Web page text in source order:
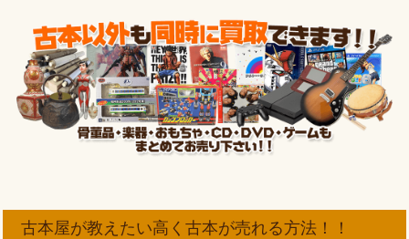
古本屋が教えたい高く古本が売れる方法！！